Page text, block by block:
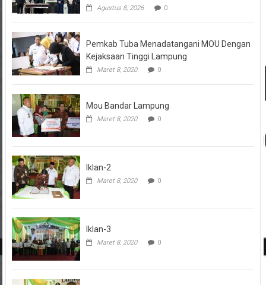
Agustus 8, 2026 0
Pemkab Tuba Menadatangani MOU Dengan
Kejaksaan Tinggi Lampung
Maret 8, 2020 0
Mou Bandar Lampung
Maret 8, 2020 0
Iklan-2
Maret 8, 2020 0
Iklan-3
Maret 8, 2020 0